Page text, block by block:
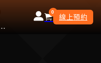
0
線上預約